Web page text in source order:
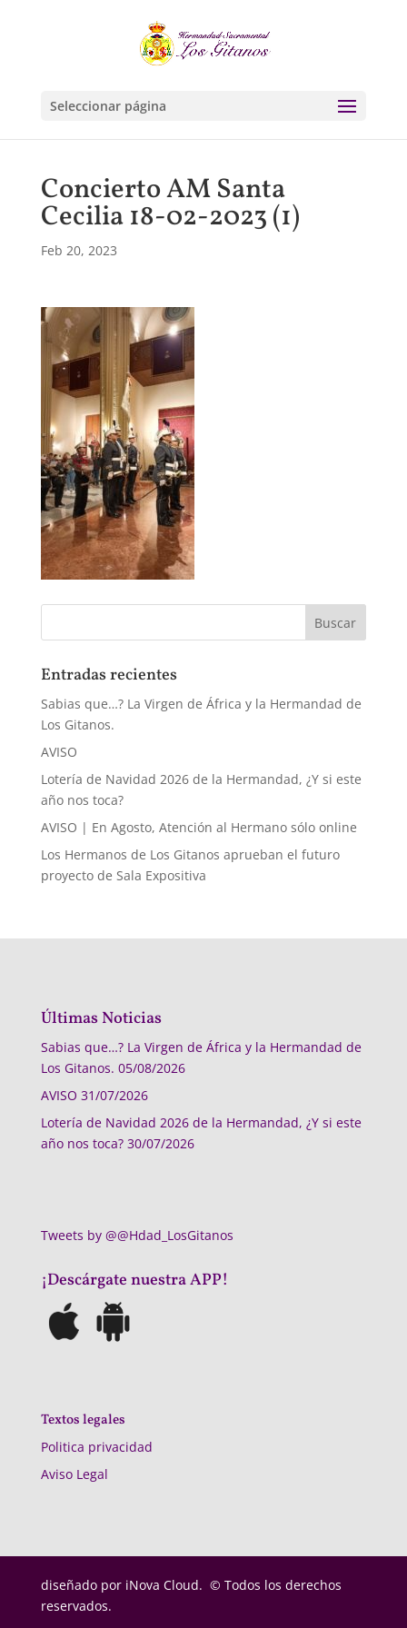
Seleccionar página
Concierto AM Santa
Cecilia 18-02-2023 (1)
Feb 20, 2023
Entradas recientes
Sabias que…? La Virgen de África y la Hermandad de
Los Gitanos.
AVISO
Lotería de Navidad 2026 de la Hermandad, ¿Y si este
año nos toca?
AVISO | En Agosto, Atención al Hermano sólo online
Los Hermanos de Los Gitanos aprueban el futuro
proyecto de Sala Expositiva
Últimas Noticias
Sabias que…? La Virgen de África y la Hermandad de
Los Gitanos. 05/08/2026
AVISO 31/07/2026
Lotería de Navidad 2026 de la Hermandad, ¿Y si este
año nos toca? 30/07/2026
Tweets by @@Hdad_LosGitanos
¡Descárgate nuestra APP!
Textos legales
Politica privacidad
Aviso Legal
diseñado por iNova Cloud. © Todos los derechos
reservados.